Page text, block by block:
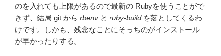
のを入れても上限があるので最新の Rubyを使うことがで
きず、結局 git から rbenv と ruby-buildを落としてくるわ
けです。しかも、残念なことにそっちのがインストール
が早かったりする。